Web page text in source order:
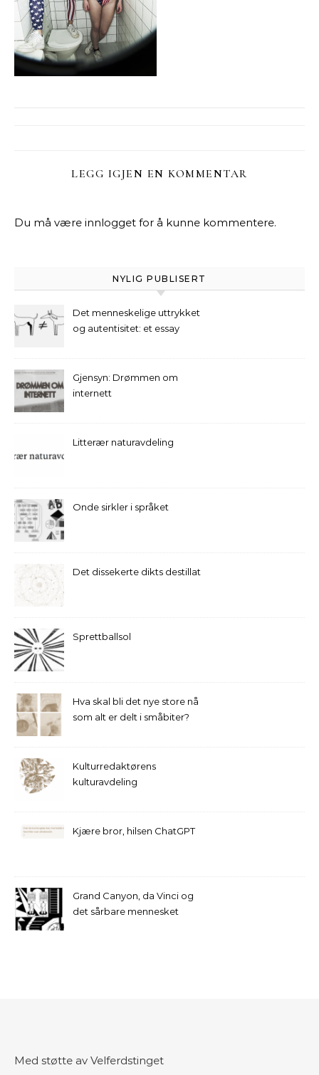
LEGG IGJEN EN KOMMENTAR
Du må være innlogget for å kunne kommentere.
NYLIG PUBLISERT
Det menneskelige uttrykket
og autentisitet: et essay
Gjensyn: Drømmen om
internett
Litterær naturavdeling
Onde sirkler i språket
Det dissekerte dikts destillat
Sprettballsol
Hva skal bli det nye store nå
som alt er delt i småbiter?
Kulturredaktørens
kulturavdeling
Kjære bror, hilsen ChatGPT
Grand Canyon, da Vinci og
det sårbare mennesket
Med støtte av Velferdstinget